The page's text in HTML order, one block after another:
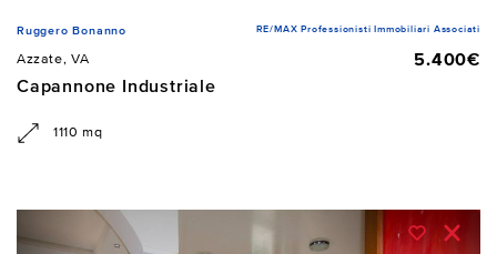
Ruggero Bonanno RE/MAX Professionisti Immobiliari Associati
Azzate, VA
5.400€
Capannone Industriale
1110 mq